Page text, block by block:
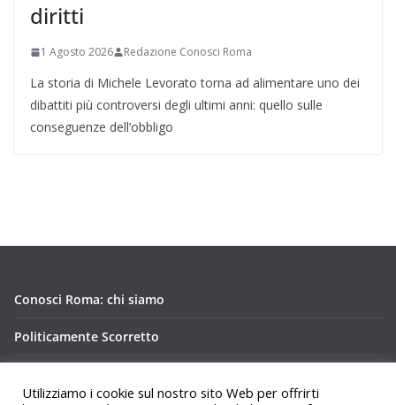
diritti
1 Agosto 2026 Redazione Conosci Roma
La storia di Michele Levorato torna ad alimentare uno dei
dibattiti più controversi degli ultimi anni: quello sulle
conseguenze dell’obbligo
Conosci Roma: chi siamo
Politicamente Scorretto
Utilizziamo i cookie sul nostro sito Web per offrirti